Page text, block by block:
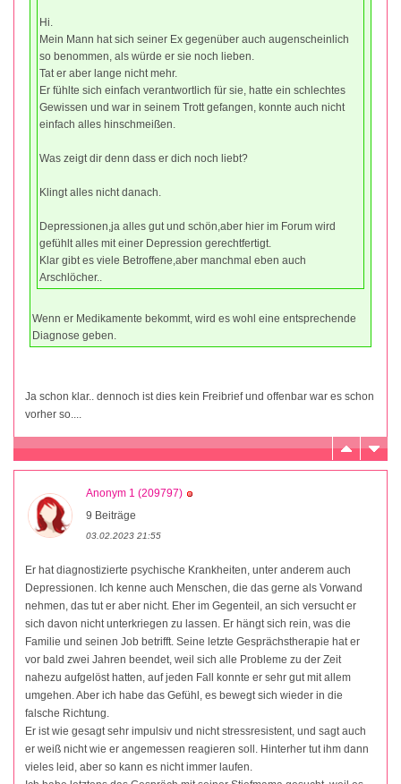
Hi.
Mein Mann hat sich seiner Ex gegenüber auch augenscheinlich
so benommen, als würde er sie noch lieben.
Tat er aber lange nicht mehr.
Er fühlte sich einfach verantwortlich für sie, hatte ein schlechtes
Gewissen und war in seinem Trott gefangen, konnte auch nicht
einfach alles hinschmeißen.
Was zeigt dir denn dass er dich noch liebt?
Klingt alles nicht danach.
Depressionen,ja alles gut und schön,aber hier im Forum wird
gefühlt alles mit einer Depression gerechtfertigt.
Klar gibt es viele Betroffene,aber manchmal eben auch
Arschlöcher..
Wenn er Medikamente bekommt, wird es wohl eine entsprechende
Diagnose geben.
Ja schon klar.. dennoch ist dies kein Freibrief und offenbar war es schon
vorher so....
Anonym 1 (209797)
9 Beiträge
03.02.2023 21:55
Er hat diagnostizierte psychische Krankheiten, unter anderem auch
Depressionen. Ich kenne auch Menschen, die das gerne als Vorwand
nehmen, das tut er aber nicht. Eher im Gegenteil, an sich versucht er
sich davon nicht unterkriegen zu lassen. Er hängt sich rein, was die
Familie und seinen Job betrifft. Seine letzte Gesprächstherapie hat er
vor bald zwei Jahren beendet, weil sich alle Probleme zu der Zeit
nahezu aufgelöst hatten, auf jeden Fall konnte er sehr gut mit allem
umgehen. Aber ich habe das Gefühl, es bewegt sich wieder in die
falsche Richtung.
Er ist wie gesagt sehr impulsiv und nicht stressresistent, und sagt auch
er weiß nicht wie er angemessen reagieren soll. Hinterher tut ihm dann
vieles leid, aber so kann es nicht immer laufen.